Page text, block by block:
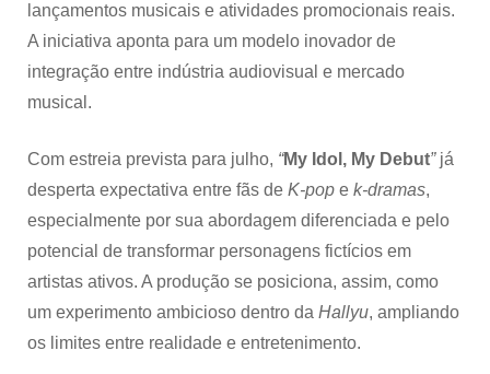
lançamentos musicais e atividades promocionais reais.
A iniciativa aponta para um modelo inovador de
integração entre indústria audiovisual e mercado
musical.
Com estreia prevista para julho, “My Idol, My Debut”já
desperta expectativa entre fãs de K-pop e k-dramas,
especialmente por sua abordagem diferenciada e pelo
potencial de transformar personagens fictícios em
artistas ativos. A produção se posiciona, assim, como
um experimento ambicioso dentro da Hallyu, ampliando
os limites entre realidade e entretenimento.